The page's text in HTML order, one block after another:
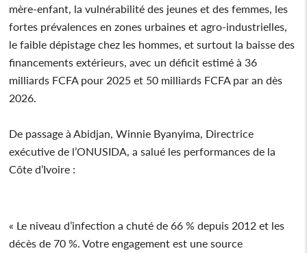
mère-enfant, la vulnérabilité des jeunes et des femmes, les
fortes prévalences en zones urbaines et agro-industrielles,
le faible dépistage chez les hommes, et surtout la baisse des
financements extérieurs, avec un déficit estimé à 36
milliards FCFA pour 2025 et 50 milliards FCFA par an dès
2026.
De passage à Abidjan, Winnie Byanyima, Directrice
exécutive de l’ONUSIDA, a salué les performances de la
Côte d’Ivoire :
« Le niveau d’infection a chuté de 66 % depuis 2012 et les
décès de 70 %. Votre engagement est une source